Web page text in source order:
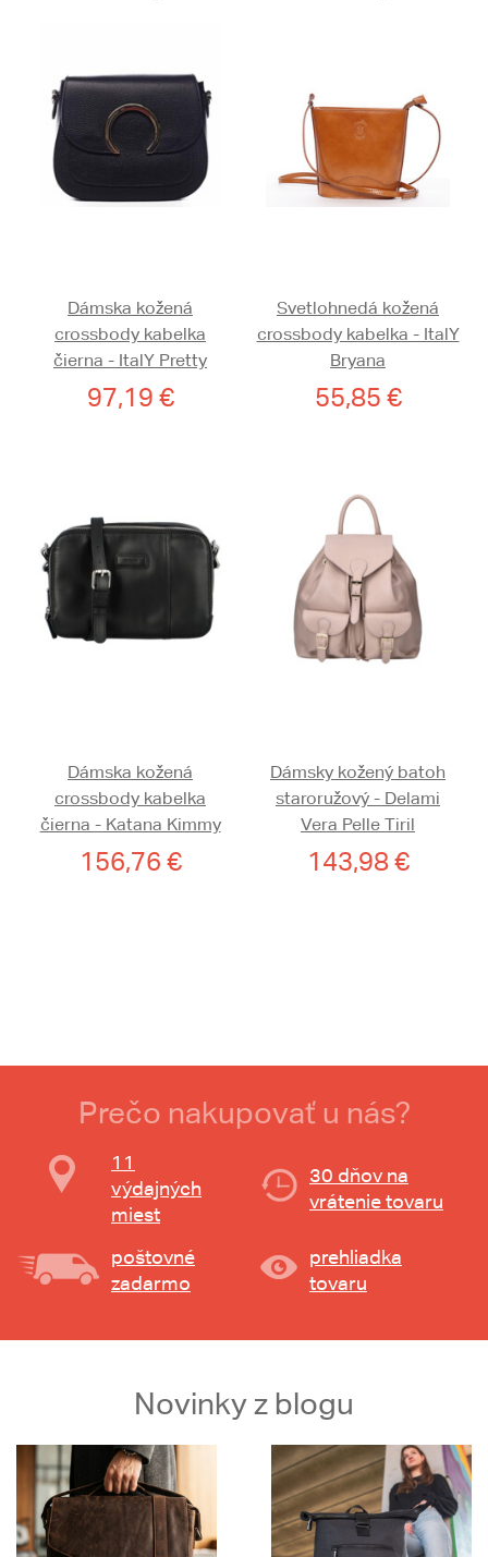
Dámska kožená
crossbody kabelka
čierna - ItalY Pretty
97,19 €
Svetlohnedá kožená
crossbody kabelka - ItalY
Bryana
55,85 €
Dámska kožená
crossbody kabelka
čierna - Katana Kimmy
156,76 €
Dámsky kožený batoh
staroružový - Delami
Vera Pelle Tiril
143,98 €
Prečo nakupovať u nás?
11
výdajných
miest
30 dňov na
vrátenie tovaru
poštovné
zadarmo
prehliadka
tovaru
Novinky z blogu